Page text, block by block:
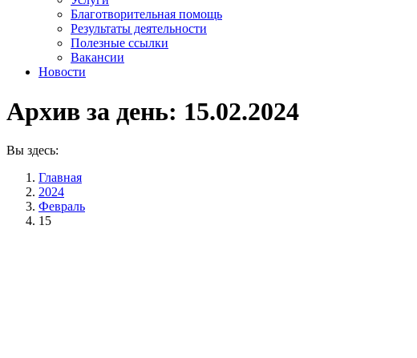
Благотворительная помощь
Результаты деятельности
Полезные ссылки
Вакансии
Новости
Архив за день: 15.02.2024
Вы здесь:
Главная
2024
Февраль
15